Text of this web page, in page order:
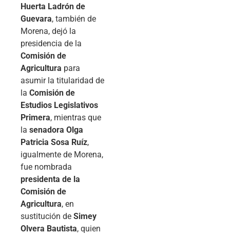
Huerta Ladrón de
Guevara, también de
Morena, dejó la
presidencia de la
Comisión de
Agricultura para
asumir la titularidad de
la Comisión de
Estudios Legislativos
Primera, mientras que
la senadora Olga
Patricia Sosa Ruíz,
igualmente de Morena,
fue nombrada
presidenta de la
Comisión de
Agricultura, en
sustitución de Simey
Olvera Bautista, quien